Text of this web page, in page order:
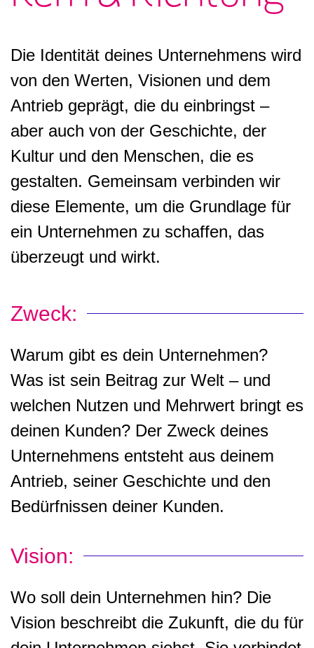
Die Identität deines Unternehmens wird
von den Werten, Visionen und dem
Antrieb geprägt, die du einbringst –
aber auch von der Geschichte, der
Kultur und den Menschen, die es
gestalten. Gemeinsam verbinden wir
diese Elemente, um die Grundlage für
ein Unternehmen zu schaffen, das
überzeugt und wirkt.
Zweck:
Warum gibt es dein Unternehmen?
Was ist sein Beitrag zur Welt – und
welchen Nutzen und Mehrwert bringt es
deinen Kunden? Der Zweck deines
Unternehmens entsteht aus deinem
Antrieb, seiner Geschichte und den
Bedürfnissen deiner Kunden.
Vision:
Wo soll dein Unternehmen hin? Die
Vision beschreibt die Zukunft, die du für